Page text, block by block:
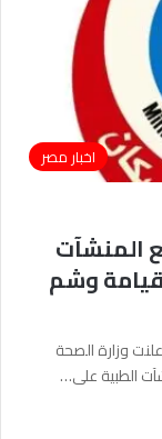
اخبار مصر
المنشآت
وشم
وزارة الصحة
الطبية على…